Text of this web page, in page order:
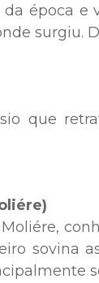
época
surgiu.
que
sovina